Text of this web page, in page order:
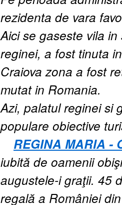
rezidenta de vara
Aici se gaseste vila
reginei, a fost tinuta
Craiova zona a fost
mutat in Romania.
Azi, palatul reginei si
populare obiective
REGINA MARIA -
iubită de oamenii
augustele-i graţii. 45
regală a României